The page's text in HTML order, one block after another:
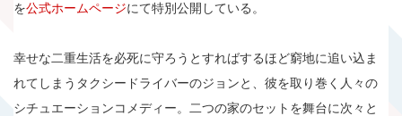
を公式ホームページにて特別公開している。
幸せな二重生活を必死に守ろうとすればするほど窮地に追い込ま
れてしまうタクシードライバーのジョンと、彼を取り巻く人々の
シチュエーションコメディー。二つの家のセットを舞台に次々と